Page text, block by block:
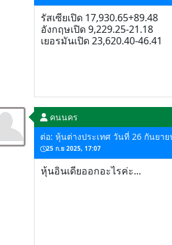
รัสเซียเปิด 17,930.65+89.48
อังกฤษเปิด 9,229.25-21.18
เยอรมันเปิด 23,620.40-46.41
คนนคร
ต่อ: หุ้นต่างประเทศ วันที่ 26 กันยา
25 ก.ย 2025, 17:07
หุ้นอินเดียออกอะไรค่ะ...